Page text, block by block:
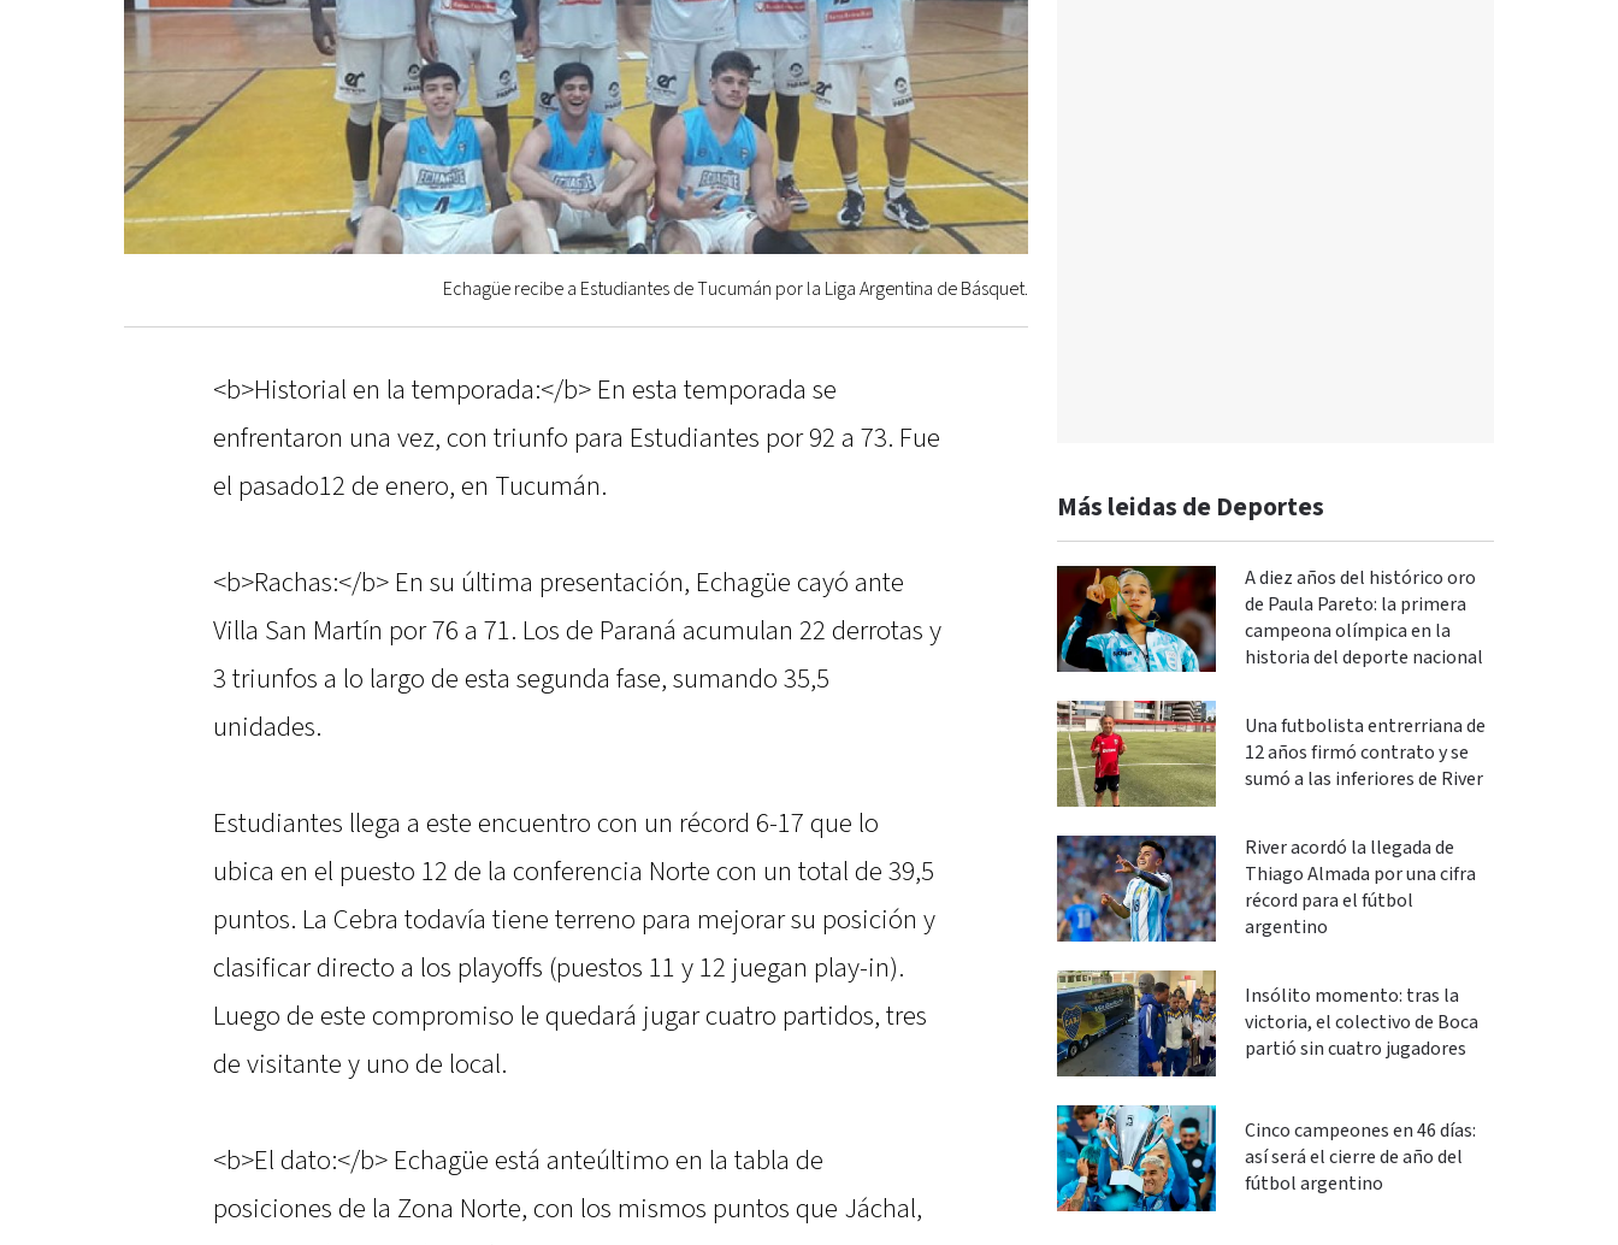
Echagüe recibe a Estudiantes de Tucumán por la Liga Argentina de Básquet.
<b>Historial en la temporada:</b> En esta temporada se
enfrentaron una vez, con triunfo para Estudiantes por 92 a 73. Fue
el pasado12 de enero, en Tucumán.
<b>Rachas:</b> En su última presentación, Echagüe cayó ante
Villa San Martín por 76 a 71. Los de Paraná acumulan 22 derrotas y
3 triunfos a lo largo de esta segunda fase, sumando 35,5
unidades.
Estudiantes llega a este encuentro con un récord 6-17 que lo
ubica en el puesto 12 de la conferencia Norte con un total de 39,5
puntos. La Cebra todavía tiene terreno para mejorar su posición y
clasificar directo a los playoffs (puestos 11 y 12 juegan play-in).
Luego de este compromiso le quedará jugar cuatro partidos, tres
de visitante y uno de local.
<b>El dato:</b> Echagüe está anteúltimo en la tabla de
posiciones de la Zona Norte, con los mismos puntos que Jáchal,
Más leidas de Deportes
A diez años del histórico oro
de Paula Pareto: la primera
campeona olímpica en la
historia del deporte nacional
Una futbolista entrerriana de
12 años firmó contrato y se
sumó a las inferiores de River
River acordó la llegada de
Thiago Almada por una cifra
récord para el fútbol
argentino
Insólito momento: tras la
victoria, el colectivo de Boca
partió sin cuatro jugadores
Cinco campeones en 46 días:
así será el cierre de año del
fútbol argentino